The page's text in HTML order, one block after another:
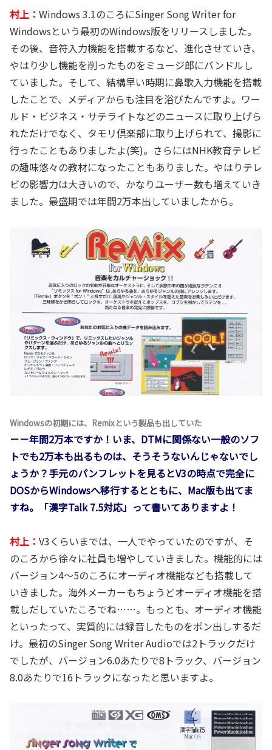
村上： Windows 3.1のころにSinger Song Writer for
Windowsという最初のWindows版をリリースしました。
その後、音符入力機能を搭載するなど、進化させていき、
やはり少し機能を削ったものをミュージ郎にバンドルし
ていました。そして、結構早い時期に鼻歌入力機能を搭載
したことで、メディアからも注目を浴びたんですよ。ワー
ルド・ビジネス・サテライトなどのニュースに取り上げら
れただけでなく、タモリ倶楽部に取り上げられて、撮影に
行ったこともありましたよ(笑)。さらにはNHK教育テレビ
の趣味悠々の教材になったこともありました。やはりテレ
ビの影響力は大きいので、かなりユーザー数も増えていき
ました。最盛期では年間2万本出していましたから。
Windowsの初期には、Remixという製品も出していた
－－年間2万本ですか！いま、DTMに関係ない一般のソフ
トでも2万本も出るものは、そうそうないんじゃないでし
ょうか？手元のパンフレットを見るとV3の時点で完全に
DOSからWindowsへ移行するとともに、Mac版も出てま
すね。「漢字Talk 7.5対応」って書いてありますよ！
村上： V3くらいまでは、一人でやっていたのですが、そ
のころから徐々に社員も増やしていきました。機能的には
バージョン4～5のころにオーディオ機能なども搭載して
いきました。海外メーカーもちょうどオーディオ機能を搭
載しだしていたころでね……。もっとも、オーディオ機能
といったって、実質的には録音したものをポン出しするだ
け。最初のSinger Song Writer Audioでは2トラックだけ
でしたが、バージョン6.0あたりで8トラック、バージョン
8.0あたりで16トラックになったと思いますよ。